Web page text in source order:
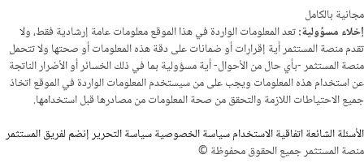
مجانية بالكامل
إخلاء مسؤولية:تعد المعلومات الواردة في هذا الموقع معلومات عامة إرشادية فقط، ولا
تقدم منصة المستثمر أية إقرارات أو ضمانات على دقة هذه المعلومات أو صحتها ولا تتحمل
منصة المستثمر -بأي حال من الأحوال- أية مسؤولية بما في ذلك الخسائر أو الأضرار الناتجة
عن استخدام هذه المعلومات ويجب على من سيستخدم المعلومات الواردة في الموقع اتخاذ
جميع الاحتياطات اللازمة والتحقق من صحة المعلومات من مصادرها قبل استخدامها.
الأسئلة الشائعةاتفاقية الاستخدامسياسة الخصوصيةسياسة التحريرإنضم لفريق المستثمر
منصة المستثمر جميع الحقوق محفوظة ©